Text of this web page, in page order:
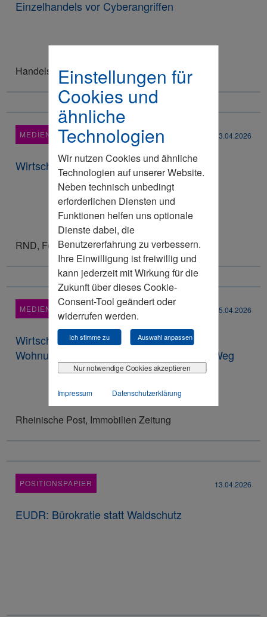
Einstellungen für
Cookies und
ähnliche
Technologien
Wir nutzen Cookies und ähnliche
Technologien auf unserer Website.
Neben technisch unbedingt
erforderlichen Diensten und
Funktionen helfen uns optionale
Dienste dabei, die
Benutzererfahrung zu verbessern.
Ihre Einwilligung ist freiwillig und
kann jederzeit mit Wirkung für die
Zukunft über dieses Cookie-
Consent-Tool geändert oder
widerrufen werden.
Ich stimme zu Auswahl anpassen
Nur notwendige Cookies akzeptieren
Impressum Datenschutzerklärung
Einzelhandels vor Cyberangriffen
Handelsblatt
MEDIENRESONANZ 23.04.2026
Wirtschaftsrat: Mietrecht neu ordnen
RND, Focus
MEDIENRESONANZ 15.04.2026
Wirtschaftsrat: Staatliche
Wohnungsbaugesellschaft ist der falsche Weg
Rheinische Post, Immobilien Zeitung
POSITIONSPAPIER 13.04.2026
EUDR: Bürokratie statt Waldschutz